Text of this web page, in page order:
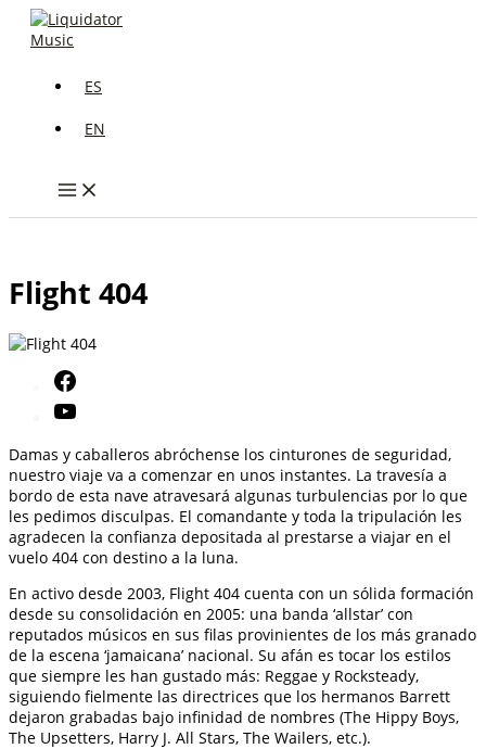
ES
EN
Flight 404
Damas y caballeros abróchense los cinturones de seguridad,
nuestro viaje va a comenzar en unos instantes. La travesía a
bordo de esta nave atravesará algunas turbulencias por lo que
les pedimos disculpas. El comandante y toda la tripulación les
agradecen la confianza depositada al prestarse a viajar en el
vuelo 404 con destino a la luna.
En activo desde 2003, Flight 404 cuenta con un sólida formación
desde su consolidación en 2005: una banda ‘allstar’ con
reputados músicos en sus filas provinientes de los más granado
de la escena ‘jamaicana’ nacional. Su afán es tocar los estilos
que siempre les han gustado más: Reggae y Rocksteady,
siguiendo fielmente las directrices que los hermanos Barrett
dejaron grabadas bajo infinidad de nombres (The Hippy Boys,
The Upsetters, Harry J. All Stars, The Wailers, etc.).